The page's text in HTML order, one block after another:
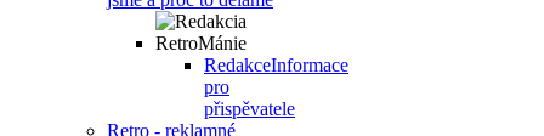
RedakceInformace
pro
přispěvatele
Retro - reklamné